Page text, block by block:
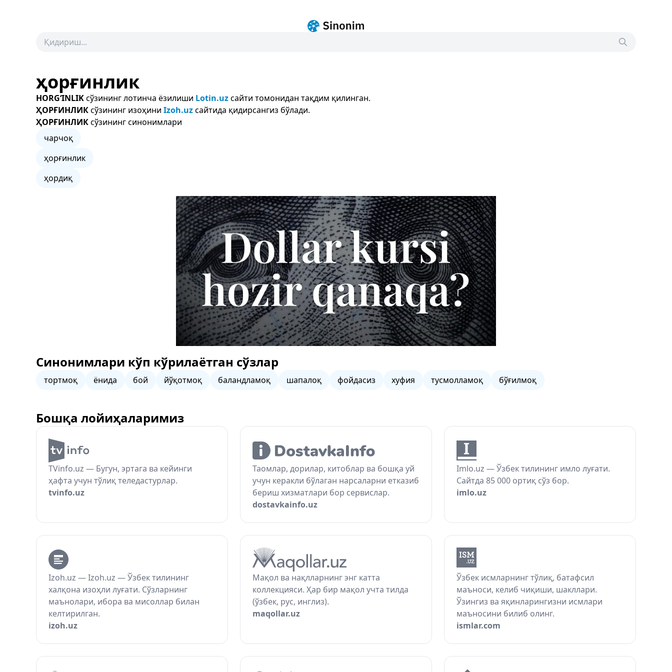
ҳорғинлик
HORG‘INLIKсўзининг лотинча ёзилиши Lotin.uzсайти томонидан тақдим қилинган.
ҲОРҒИНЛИКсўзининг изоҳини Izoh.uzсайтида қидирсангиз бўлади.
ҲОРҒИНЛИКсўзининг синонимлари
чарчоқ
ҳорғинлик
ҳордиқ
Синонимлари кўп кўрилаётган сўзлар
тортмоқ ёнида бой йўқотмоқ баландламоқ шапалоқ фойдасиз хуфия тусмолламоқ бўғилмоқ
Бошқа лойиҳаларимиз
TVinfo.uz — Бугун, эртага ва кейинги
ҳафта учун тўлиқ теледастурлар.
tvinfo.uz
Таомлар, дорилар, китоблар ва бошқа уй
учун керакли бўлаган нарсаларни етказиб
бериш хизматлари бор сервислар.
dostavkainfo.uz
Imlo.uz — Ўзбек тилининг имло луғати.
Сайтда 85 000 ортиқ сўз бор.
imlo.uz
Izoh.uz — Izoh.uz — Ўзбек тилининг
халқона изоҳли луғати. Сўзларнинг
маънолари, ибора ва мисоллар билан
келтирилган.
izoh.uz
Мақол ва нақлларнинг энг катта
коллекцияси. Ҳар бир мақол учта тилда
(ўзбек, рус, инглиз).
maqollar.uz
Ўзбек исмларнинг тўлиқ, батафсил
маъноси, келиб чиқиши, шакллари.
Ўзингиз ва яқинларингизни исмлари
маъносини билиб олинг.
ismlar.com